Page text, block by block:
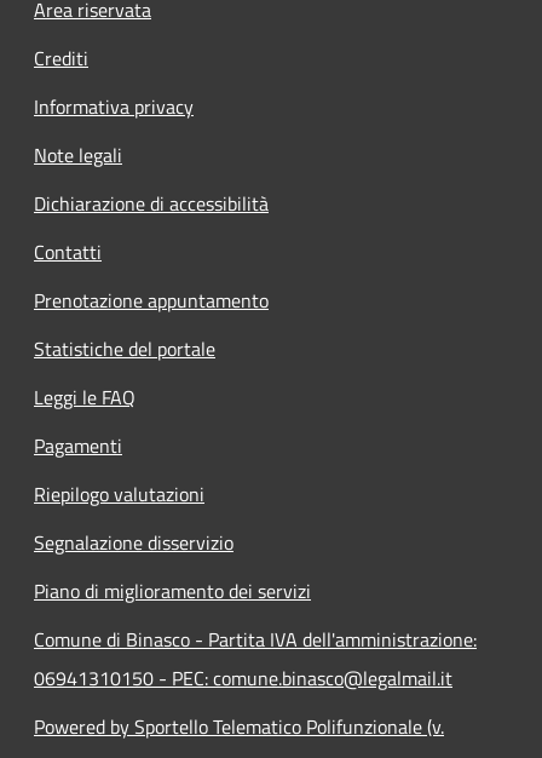
Footer menu
Area riservata
Crediti
Informativa privacy
Note legali
Dichiarazione di accessibilità
Contatti
Prenotazione appuntamento
Statistiche del portale
Leggi le FAQ
Pagamenti
Riepilogo valutazioni
Segnalazione disservizio
Piano di miglioramento dei servizi
Comune di Binasco - Partita IVA dell'amministrazione:
06941310150 - PEC: comune.binasco@legalmail.it
Powered by Sportello Telematico Polifunzionale (v.